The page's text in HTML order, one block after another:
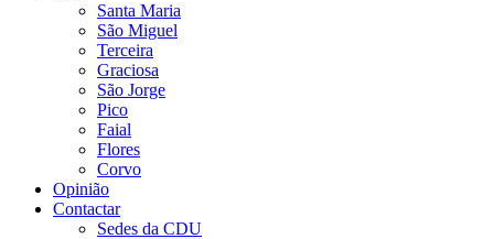
Santa Maria
São Miguel
Terceira
Graciosa
São Jorge
Pico
Faial
Flores
Corvo
Opinião
Contactar
Sedes da CDU